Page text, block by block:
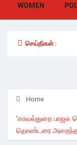
WOMEN
செய்திகள் :
Home
'காவல்துறை
தொண்டரை அறைந்த